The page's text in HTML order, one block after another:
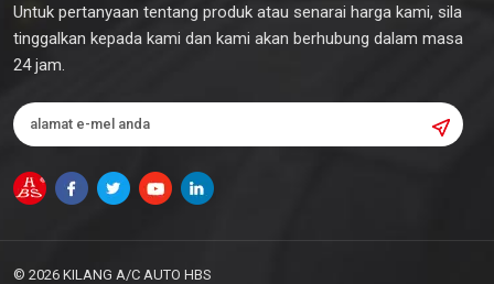
Untuk pertanyaan tentang produk atau senarai harga kami, sila
tinggalkan kepada kami dan kami akan berhubung dalam masa
24 jam.
© 2026 KILANG A/C AUTO HBS